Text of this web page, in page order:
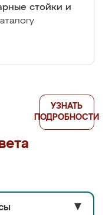
стойки и
УЗНАТЬ
ПОДРОБНОСТИ
▼